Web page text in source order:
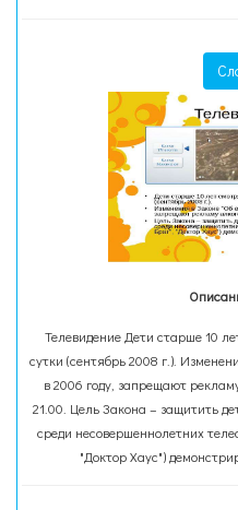
Телевидение Дети старше 10
сутки (сентябрь 2008 г.).
в 2006 году, запрещают
21.00. Цель Закона – защитить
среди несовершеннолетних
"Доктор Хаус")